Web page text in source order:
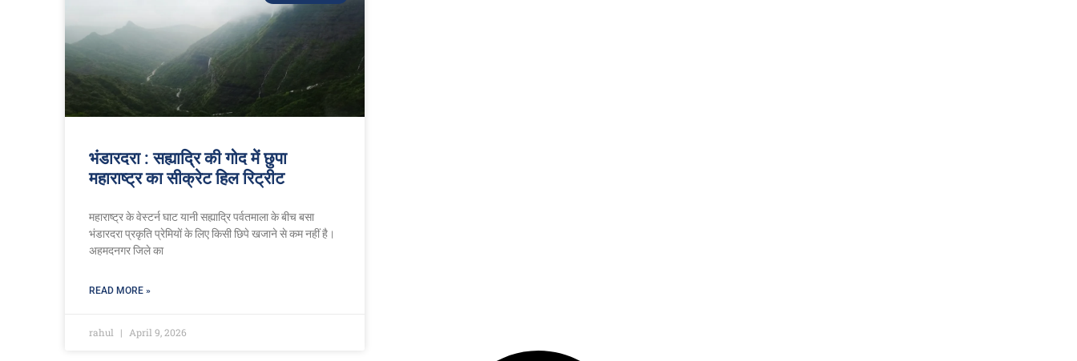
भंडारदरा : सह्याद्रि की गोद में छुपा
महाराष्ट्र का सीक्रेट हिल रिट्रीट
महाराष्ट्र के वेस्टर्न घाट यानी सह्याद्रि पर्वतमाला के बीच बसा
भंडारदरा प्रकृति प्रेमियों के लिए किसी छिपे खजाने से कम नहीं है।
अहमदनगर जिले का
READ MORE »
rahul April 9, 2026